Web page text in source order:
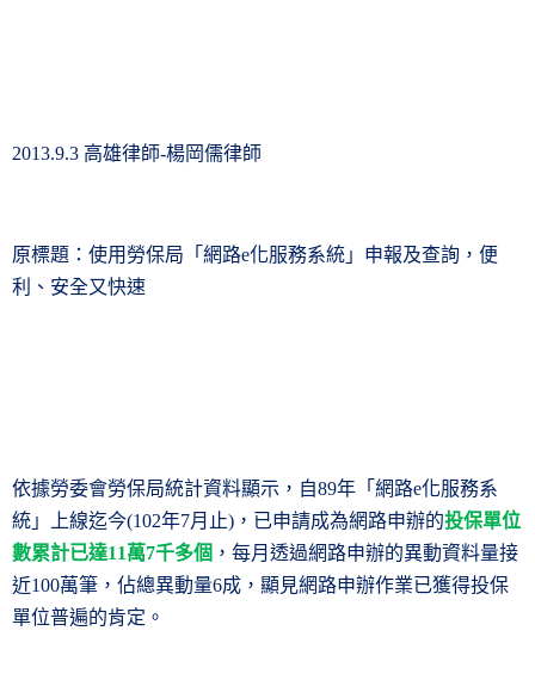
2013.9.3 高雄律師-楊岡儒律師
原標題：使用勞保局「網路e化服務系統」申報及查詢，便
利、安全又快速
依據勞委會勞保局統計資料顯示，自89年「網路e化服務系
統」上線迄今(102年7月止) ，已申請成為網路申辦的投保單位
數累計已達11萬7千多個 ，每月透過網路申辦的異動資料量接
近100萬筆，佔總異動量6成，顯見網路申辦作業已獲得投保
單位普遍的肯定。